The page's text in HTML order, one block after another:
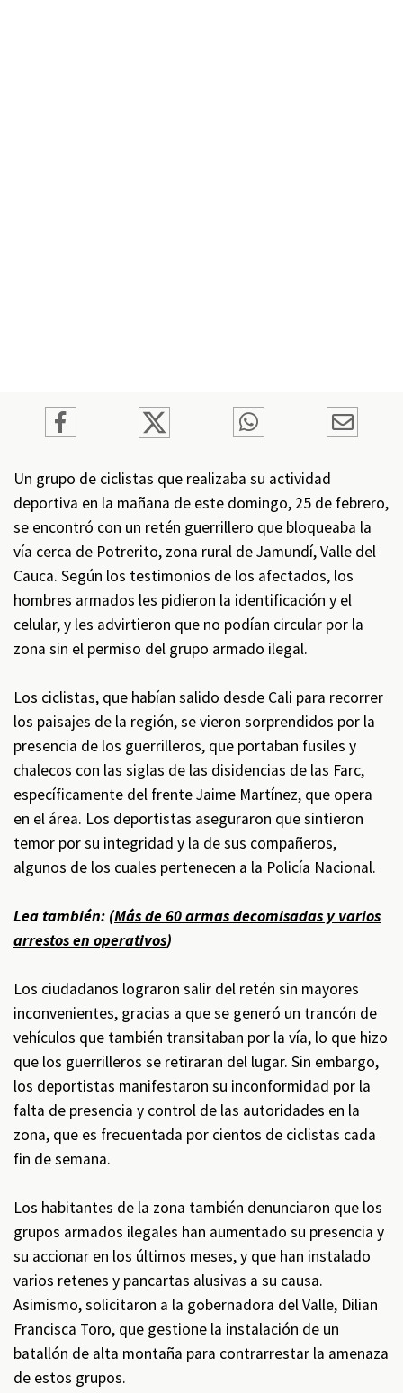
Un grupo de ciclistas que realizaba su actividad
deportiva en la mañana de este domingo, 25 de febrero,
se encontró con un retén guerrillero que bloqueaba la
vía cerca de Potrerito, zona rural de Jamundí, Valle del
Cauca. Según los testimonios de los afectados, los
hombres armados les pidieron la identificación y el
celular, y les advirtieron que no podían circular por la
zona sin el permiso del grupo armado ilegal.
Los ciclistas, que habían salido desde Cali para recorrer
los paisajes de la región, se vieron sorprendidos por la
presencia de los guerrilleros, que portaban fusiles y
chalecos con las siglas de las disidencias de las Farc,
específicamente del frente Jaime Martínez, que opera
en el área. Los deportistas aseguraron que sintieron
temor por su integridad y la de sus compañeros,
algunos de los cuales pertenecen a la Policía Nacional.
Lea también: (Más de 60 armas decomisadas y varios
arrestos en operativos)
Los ciudadanos lograron salir del retén sin mayores
inconvenientes, gracias a que se generó un trancón de
vehículos que también transitaban por la vía, lo que hizo
que los guerrilleros se retiraran del lugar. Sin embargo,
los deportistas manifestaron su inconformidad por la
falta de presencia y control de las autoridades en la
zona, que es frecuentada por cientos de ciclistas cada
fin de semana.
Los habitantes de la zona también denunciaron que los
grupos armados ilegales han aumentado su presencia y
su accionar en los últimos meses, y que han instalado
varios retenes y pancartas alusivas a su causa.
Asimismo, solicitaron a la gobernadora del Valle, Dilian
Francisca Toro, que gestione la instalación de un
batallón de alta montaña para contrarrestar la amenaza
de estos grupos.